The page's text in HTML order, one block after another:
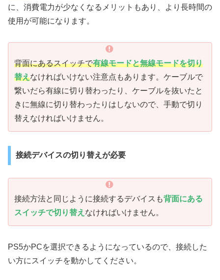
に、消費電力が少なくなるメリットもあり、より長時間の
使用が可能になります。
背面にあるスイッチで有線モードと無線モードを切り
替えなければいけない注意点もあります。ケーブルで
繋いだら有線に切り替わったり、ケーブルを抜いたと
きに無線に切り替わったりはしないので、手動で切り
替えなければいけません。
接続デバイスの切り替えが必要
接続方法と同じように接続するデバイスも背面にある
スイッチで切り替え なければいけません。
PS5かPCを選択できるようになっているので、接続した
い方にスイッチを動かしてください。